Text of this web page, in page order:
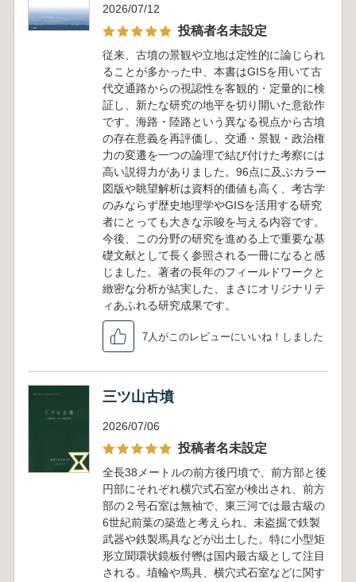
2026/07/12
投稿者名未設定
従来、古墳の景観や立地は定性的に論じられ
ることが多かった中、本書はGISを用いて古
代交通路からの視認性を客観的・定量的に検
証し、新たな研究の地平を切り開いた意欲作
です。海路・陸路という異なる視点から古墳
の存在意義を再評価し、交通・景観・政治権
力の変遷を一つの論理で結び付けた考察には
高い説得力がありました。96点に及ぶカラー
図版や眺望解析は資料的価値も高く、考古学
のみならず歴史地理学やGISを活用する研究
者にとっても大きな示唆を与える内容です。
今後、この分野の研究を進める上で重要な基
礎文献として長く参照される一冊になると感
じました。著者の長年のフィールドワークと
緻密な分析が結実した、まさにオリジナリテ
ィあふれる研究成果です。
7人がこのレビューにいいね！しました
三ツ山古墳
2026/07/06
投稿者名未設定
全長38メートルの前方後円墳で、前方部と後
円部にそれぞれ横穴式石室が検出され、前方
部の２号石室は無袖で、東三河では最古級の
6世紀前葉の築造と考えられ、未盗掘で鉄製
武器や鉄製馬具などが出土した。特に小型矩
形立聞環状鏡板付轡は国内最古級として注目
される。埴輪や馬具、横穴式石室などに関す